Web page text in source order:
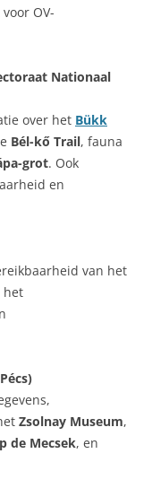
OV-
Nationaal
over het Bükk
Bél-kő Trail, fauna
grot. Ook
en
van het
het
Zsolnay Museum,
de Mecsek, en